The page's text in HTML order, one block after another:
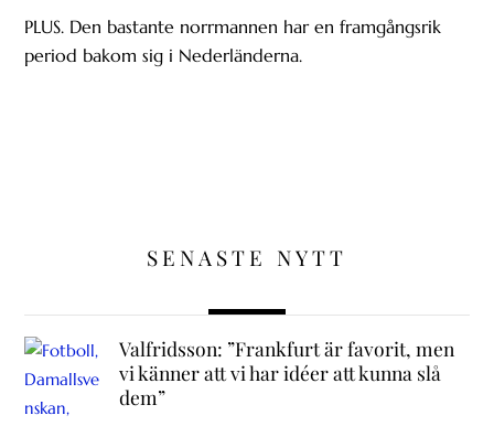
PLUS. Den bastante norrmannen har en framgångsrik
period bakom sig i Nederländerna.
SENASTE NYTT
Valfridsson: ”Frankfurt är favorit, men
vi känner att vi har idéer att kunna slå
dem”